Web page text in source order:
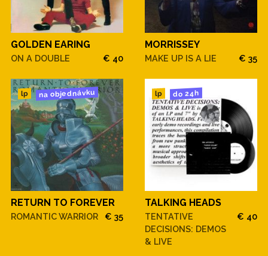
GOLDEN EARING
ON A DOUBLE € 40
MORRISSEY
MAKE UP IS A LIE € 35
lp na objednávku
RETURN TO FOREVER
ROMANTIC WARRIOR € 35
lp do 24h
TALKING HEADS
TENTATIVE
DECISIONS: DEMOS
& LIVE
€ 40